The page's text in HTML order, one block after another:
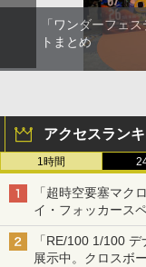
「ワンダーフェ
トまとめ
アクセスラン
1時間
「超時空要塞マク
イ・フォッカース
「RE/100 1/100
展示中。クロスボ